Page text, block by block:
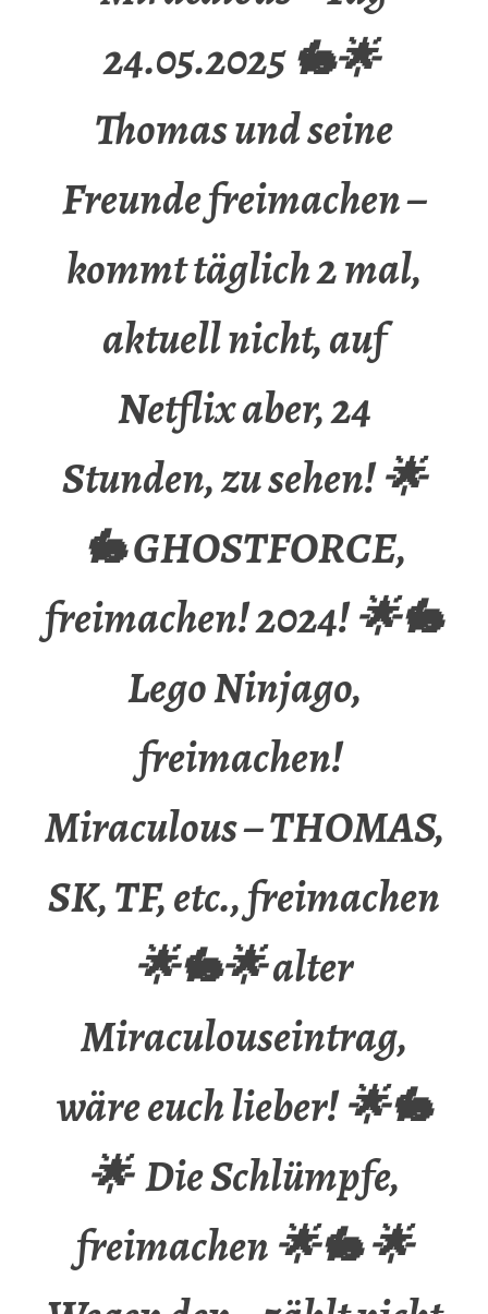
24.05.2025 🐇🌟
Thomas und seine
Freunde freimachen –
kommt täglich 2 mal,
aktuell nicht, auf
Netflix aber, 24
Stunden, zu sehen! 🌟
🐇 GHOSTFORCE,
freimachen! 2024! 🌟🐇
Lego Ninjago,
freimachen!
Miraculous – THOMAS,
SK, TF, etc., freimachen
🌟🐇🌟 alter
Miraculouseintrag,
wäre euch lieber! 🌟🐇
🌟 Die Schlümpfe,
freimachen 🌟🐇 🌟